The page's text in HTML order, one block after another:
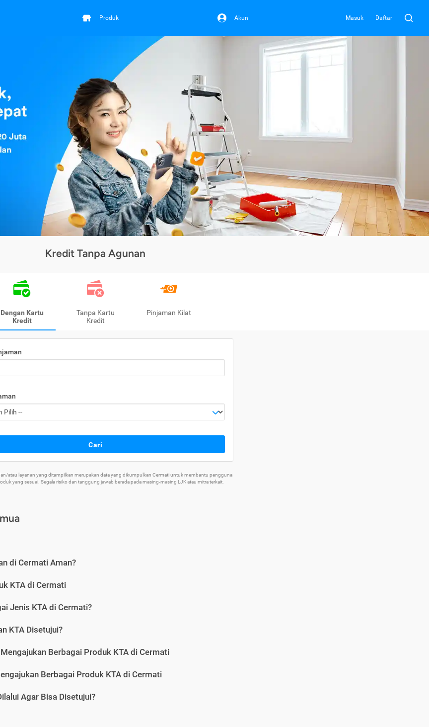
Produk Akun Masuk Daftar
Kredit Tanpa Agunan
Dengan Kartu
Kredit
Tanpa Kartu
Kredit
Pinjaman Kilat
Cari
atau layanan yang ditampilkan merupakan data yang dikumpulkan Cermati untuk membantu pengguna
yang sesuai. Segala risiko dan tanggung jawab berada pada masing-masing LJK atau mitra terkait.
di Cermati Aman?
KTA di Cermati
Jenis KTA di Cermati?
KTA Disetujui?
Berbagai Produk KTA di Cermati
Berbagai Produk KTA di Cermati
Agar Bisa Disetujui?